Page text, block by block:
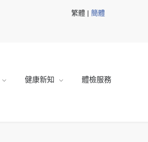
繁體 | 簡體
健康新知 體檢服務